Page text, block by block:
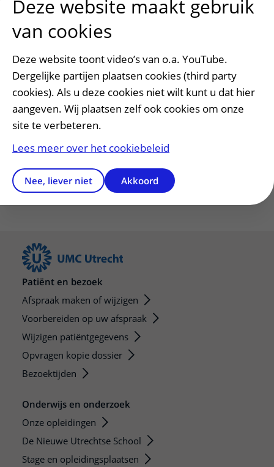
Zorgverlenersuitklapper, klik om te
Heeft deze informatie u geholpen?
Patiënt en bezoek
Afspraak maken of wijzigen
Voorbereiden op uw afspraak
Wijzigen patiëntgegevens
Opvragen kopie dossier
Bezoektijden
Onderwijs en onderzoek
Onze opleidingen
De Nieuwe Utrechtse School
Stage en opleidingsplaatsen
Deze website maakt gebruik
van cookies
Deze website toont video’s van o.a. YouTube.
Dergelijke partijen plaatsen cookies (third party
cookies). Als u deze cookies niet wilt kunt u dat hier
aangeven. Wij plaatsen zelf ook cookies om onze
site te verbeteren.
Lees meer over het cookiebeleid
Nee, liever niet Akkoord